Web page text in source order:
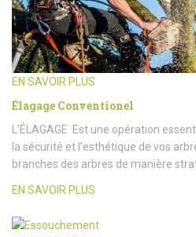
EN SAVOIR PLUS
Élagage Conventionel
L’ÉLAGAGE Est une opération
la sécurité et l’esthétique de vos
branches des arbres de manière
EN SAVOIR PLUS